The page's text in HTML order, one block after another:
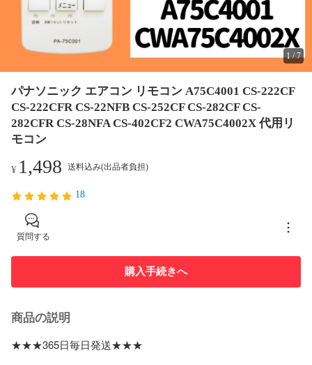
1/7
パナソニック エアコン リモコン A75C4001 CS-222CF
CS-222CFR CS-22NFB CS-252CF CS-282CF CS-
282CFR CS-28NFA CS-402CF2 CWA75C4002X 代用リ
モコン
¥ 1,498 送料込み(出品者負担)
18
質問する
購入手続きへ
商品の説明
★★★365日毎日発送★★★